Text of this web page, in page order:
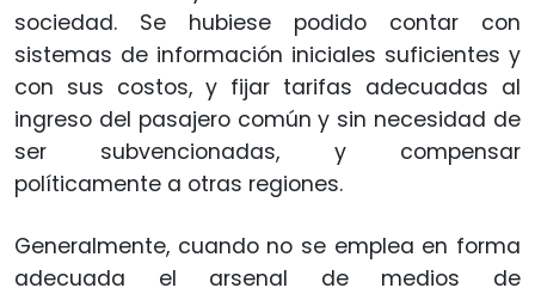
sociedad. Se hubiese podido contar con
sistemas de información iniciales suficientes y
con sus costos, y fijar tarifas adecuadas al
ingreso del pasajero común y sin necesidad de
ser subvencionadas, y compensar
políticamente a otras regiones.
Generalmente, cuando no se emplea en forma
adecuada el arsenal de medios de